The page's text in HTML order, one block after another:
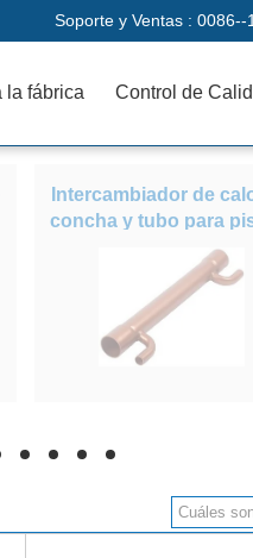
Soporte y Ventas : 0086--
la fábrica Control de
Intercambiador de
concha y tubo para
hd hd hd hd